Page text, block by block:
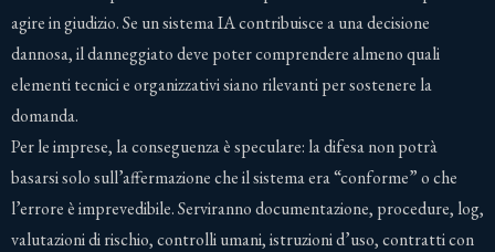
agire in giudizio. Se un sistema IA contribuisce a una decisione
dannosa, il danneggiato deve poter comprendere almeno quali
elementi tecnici e organizzativi siano rilevanti per sostenere la
domanda.
Per le imprese, la conseguenza è speculare: la difesa non potrà
basarsi solo sull’affermazione che il sistema era “conforme” o che
l’errore è imprevedibile. Serviranno documentazione, procedure, log,
valutazioni di rischio, controlli umani, istruzioni d’uso, contratti con